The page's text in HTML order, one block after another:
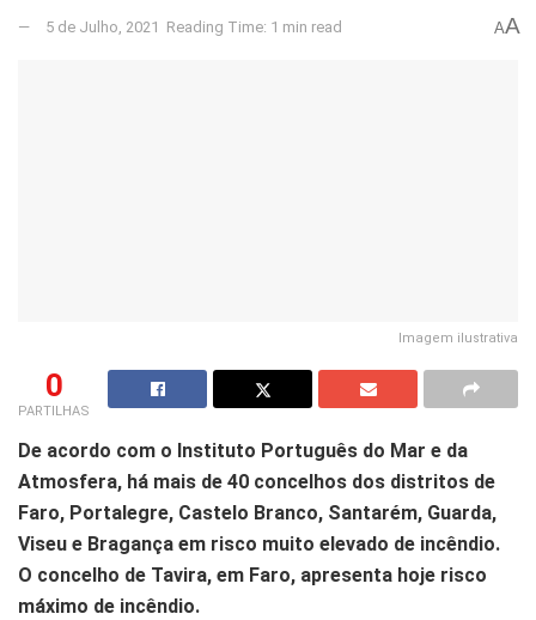
5 de Julho, 2021 Reading Time: 1 min read AA
Imagem ilustrativa
0
PARTILHAS
De acordo com o Instituto Português do Mar e da
Atmosfera, há mais de 40 concelhos dos distritos de
Faro, Portalegre, Castelo Branco, Santarém, Guarda,
Viseu e Bragança em risco muito elevado de incêndio.
O concelho de Tavira, em Faro, apresenta hoje risco
máximo de incêndio.